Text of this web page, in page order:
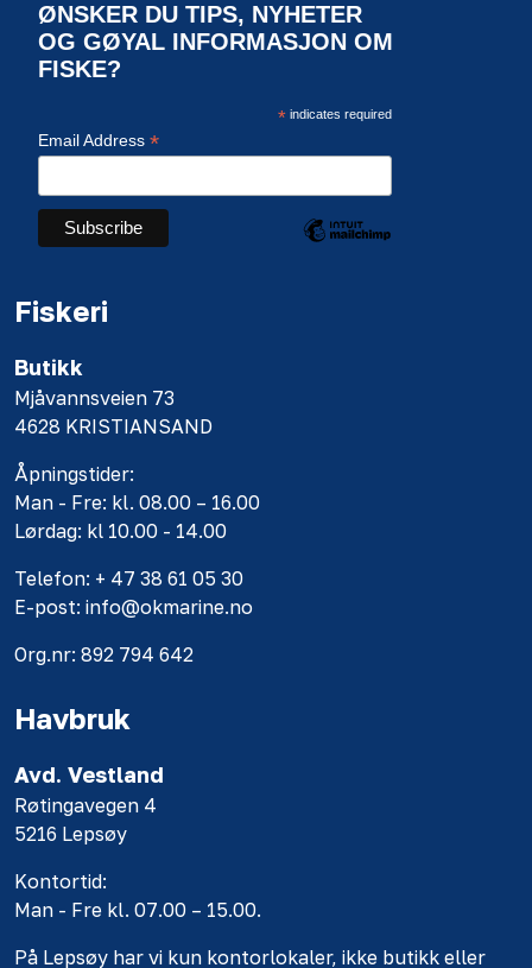
ØNSKER DU TIPS, NYHETER
OG GØYAL INFORMASJON OM
FISKE?
*indicates required
Email Address *
Fiskeri
Butikk
Mjåvannsveien 73
4628 KRISTIANSAND
Åpningstider:
Man - Fre: kl. 08.00 – 16.00
Lørdag: kl 10.00 - 14.00
Telefon: + 47 38 61 05 30
E-post: info@okmarine.no
Org.nr: 892 794 642
Havbruk
Avd. Vestland
Røtingavegen 4
5216 Lepsøy
Kontortid:
Man - Fre kl. 07.00 – 15.00.
På Lepsøy har vi kun kontorlokaler, ikke butikk eller